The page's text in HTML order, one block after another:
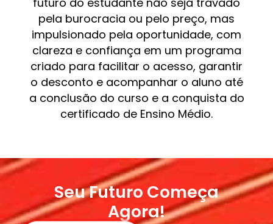
pela burocracia ou pelo preço, mas
impulsionado pela oportunidade, com
clareza e confiança em um programa
criado para facilitar o acesso, garantir
o desconto e acompanhar o aluno até
a conclusão do curso e a conquista do
certificado de Ensino Médio.
Seu Futuro Começa
Agora!